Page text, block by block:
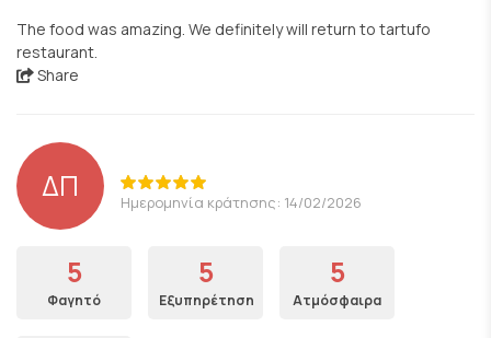
The food was amazing. We definitely will return to tartufo
restaurant.
Share
ΔΠ Ημερομηνία κράτησης: 14/02/2026
5
Φαγητό
5
Εξυπηρέτηση
5
Ατμόσφαιρα